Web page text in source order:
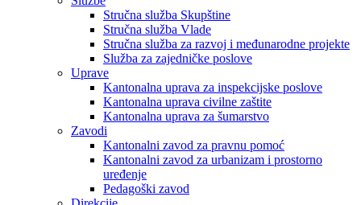
Stručna služba Skupštine
Stručna služba Vlade
Stručna služba za razvoj i međunarodne projekte
Služba za zajedničke poslove
Uprave
Kantonalna uprava za inspekcijske poslove
Kantonalna uprava civilne zaštite
Kantonalna uprava za šumarstvo
Zavodi
Kantonalni zavod za pravnu pomoć
Kantonalni zavod za urbanizam i prostorno
uređenje
Pedagoški zavod